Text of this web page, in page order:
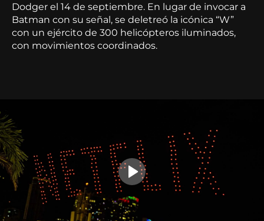
Dodger el 14 de septiembre. En lugar de invocar a
Batman con su señal, se deletreó la icónica “W”
con un ejército de 300 helicópteros iluminados,
con movimientos coordinados.